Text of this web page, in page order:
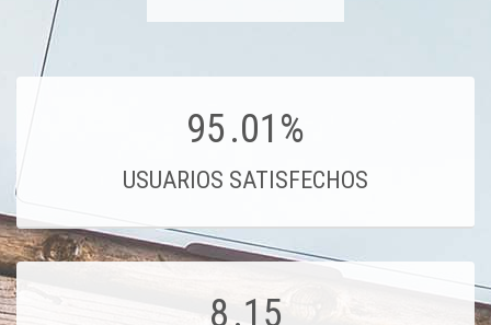
95.01%
USUARIOS SATISFECHOS
8.15